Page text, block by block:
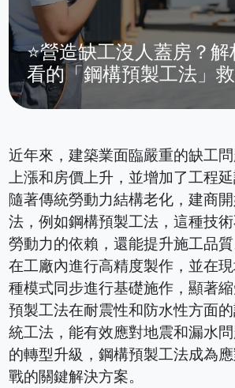
⭐營造缺工沒人蓋房？
看的「鋼構預製工法」
近年來，建築業面臨嚴重的缺工
上漲和房價上升，並增加了工程延
隨著傳統勞動力結構老化，建商
法，例如鋼構預製工法，這種技
勞動力的依賴，還能提升施工品
在工廠內進行高精度製作，並在
種模式同步進行基礎施作，顯著
預製工法在耐震性和防水性方面
統工法，能有效應對地震和漏水
的轉型升級，鋼構預製工法成為
戰的關鍵解決方案。